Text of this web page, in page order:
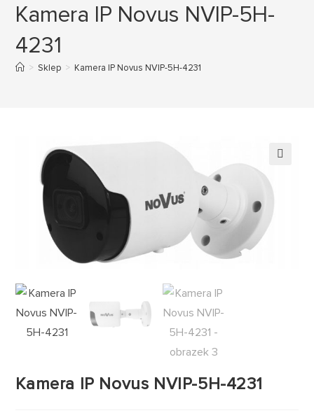
Kamera IP Novus NVIP-5H-
4231
> Sklep > Kamera IP Novus NVIP-5H-4231
Kamera IP Novus NVIP-5H-4231